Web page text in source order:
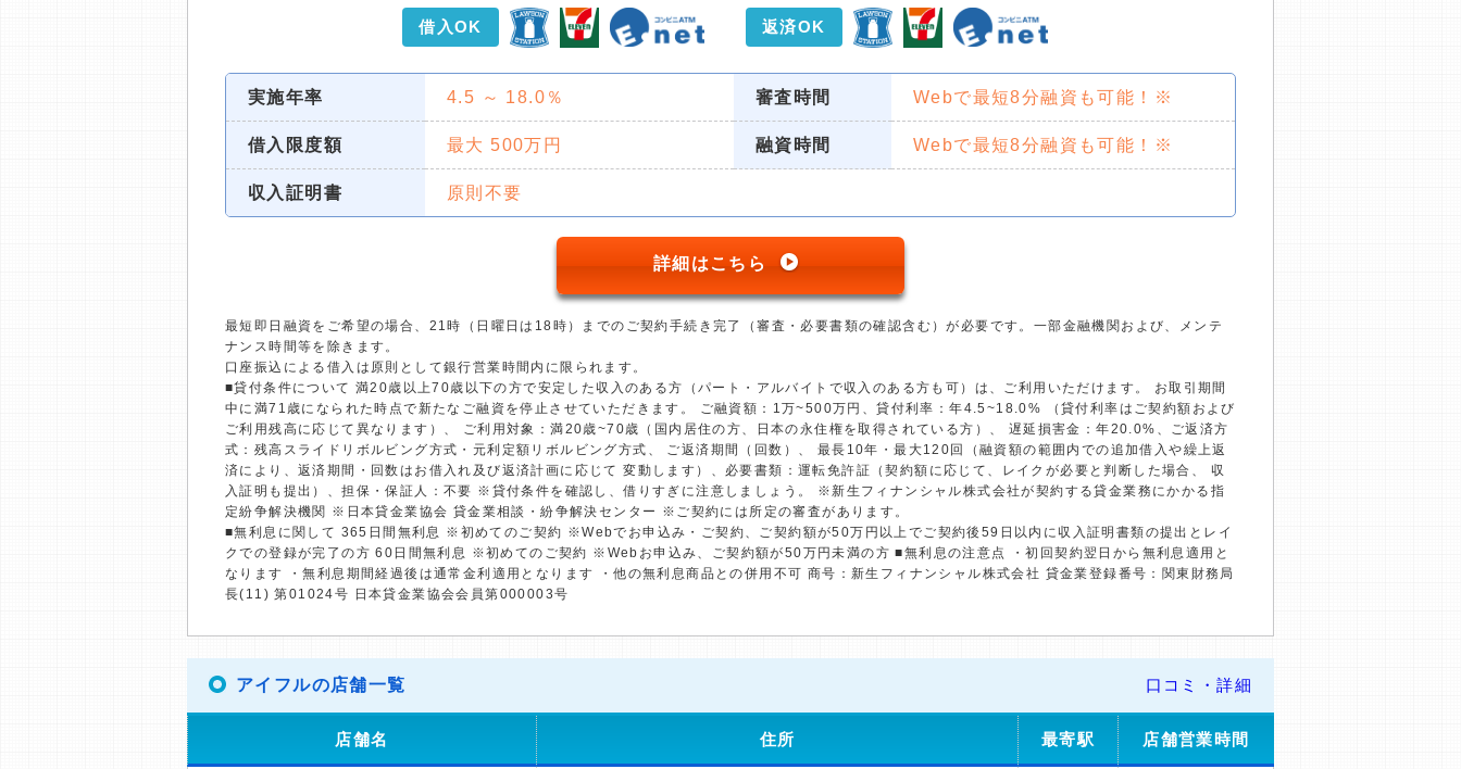
借入OK 返済OK
実施年率 4.5 ～ 18.0％ 審査時間 Webで最短8分融資も可能！※
借入限度額 最大 500万円 融資時間 Webで最短8分融資も可能！※
収入証明書 原則不要
詳細はこちら
最短即日融資をご希望の場合、21時（日曜日は18時）までのご契約手続き完了（審査・必要書類の確認含む）が必要です。一部金融機関および、メンテ
ナンス時間等を除きます。
口座振込による借入は原則として銀行営業時間内に限られます。
■貸付条件について 満20歳以上70歳以下の方で安定した収入のある方（パート・アルバイトで収入のある方も可）は、ご利用いただけます。 お取引期間
中に満71歳になられた時点で新たなご融資を停止させていただきます。 ご融資額：1万~500万円、貸付利率：年4.5~18.0% （貸付利率はご契約額および
ご利用残高に応じて異なります）、 ご利用対象：満20歳~70歳（国内居住の方、日本の永住権を取得されている方）、 遅延損害金：年20.0%、ご返済方
式：残高スライドリボルビング方式・元利定額リボルビング方式、 ご返済期間（回数）、 最長10年・最大120回（融資額の範囲内での追加借入や繰上返
済により、返済期間・回数はお借入れ及び返済計画に応じて 変動します）、必要書類：運転免許証（契約額に応じて、レイクが必要と判断した場合、 収
入証明も提出）、担保・保証人：不要 ※貸付条件を確認し、借りすぎに注意しましょう。 ※新生フィナンシャル株式会社が契約する貸金業務にかかる指
定紛争解決機関 ※日本貸金業協会 貸金業相談・紛争解決センター ※ご契約には所定の審査があります。
■無利息に関して 365日間無利息 ※初めてのご契約 ※Webでお申込み・ご契約、ご契約額が50万円以上でご契約後59日以内に収入証明書類の提出とレイ
クでの登録が完了の方 60日間無利息 ※初めてのご契約 ※Webお申込み、ご契約額が50万円未満の方 ■無利息の注意点 ・初回契約翌日から無利息適用と
なります ・無利息期間経過後は通常金利適用となります ・他の無利息商品との併用不可 商号：新生フィナンシャル株式会社 貸金業登録番号：関東財務局
長(11) 第01024号 日本貸金業協会会員第000003号
アイフルの店舗一覧 口コミ・詳細
店舗名 住所 最寄駅 店舗営業時間